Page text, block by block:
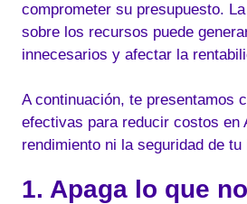
comprometer su presupuesto.
sobre los recursos puede
innecesarios y afectar la
A continuación, te presentamos
efectivas para reducir costos en
rendimiento ni la seguridad de
1. Apaga lo que